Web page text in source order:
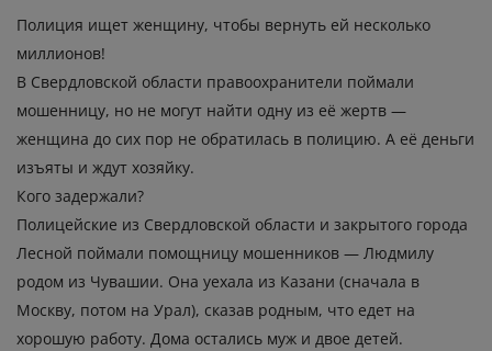
Полиция ищет женщину, чтобы вернуть ей несколько
миллионов!
В Свердловской области правоохранители поймали
мошенницу, но не могут найти одну из её жертв —
женщина до сих пор не обратилась в полицию. А её деньги
изъяты и ждут хозяйку.
Кого задержали?
Полицейские из Свердловской области и закрытого города
Лесной поймали помощницу мошенников — Людмилу
родом из Чувашии. Она уехала из Казани (сначала в
Москву, потом на Урал), сказав родным, что едет на
хорошую работу. Дома остались муж и двое детей.